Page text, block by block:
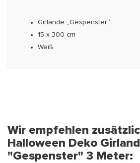
Girlande „Gespenster“
15 x 300 cm
Weiß
Wir empfehlen
Halloween Deko
"Gespenster" 3 Meter: